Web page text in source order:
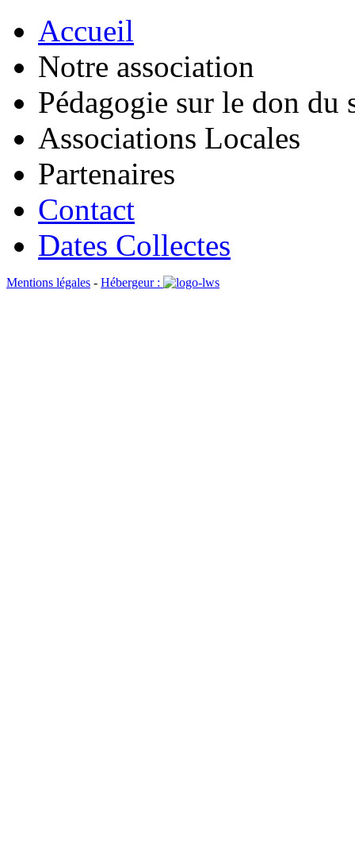
Accueil
Notre association
Pédagogie sur le don du
Associations Locales
Partenaires
Contact
Dates Collectes
Mentions légales - Hébergeur :